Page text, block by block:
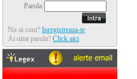
Parola:
Nu ai cont? Inregistreaza-te
Ai uitat parola? Click aici